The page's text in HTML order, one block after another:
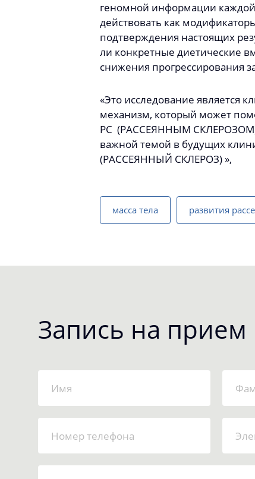
геномной информации каждой
действовать как
подтверждения настоящих
ли конкретные диетические
снижения прогрессирования
«Это исследование является
механизм, который может
РС (РАССЕЯННЫМ СКЛЕРОЗОМ)
важной темой в будущих
(РАССЕЯННЫЙ СКЛЕРОЗ) »,
масса тела развития
Запись на прием